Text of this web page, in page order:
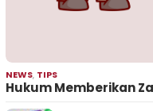
NEWS, TIPS
Hukum Memberikan